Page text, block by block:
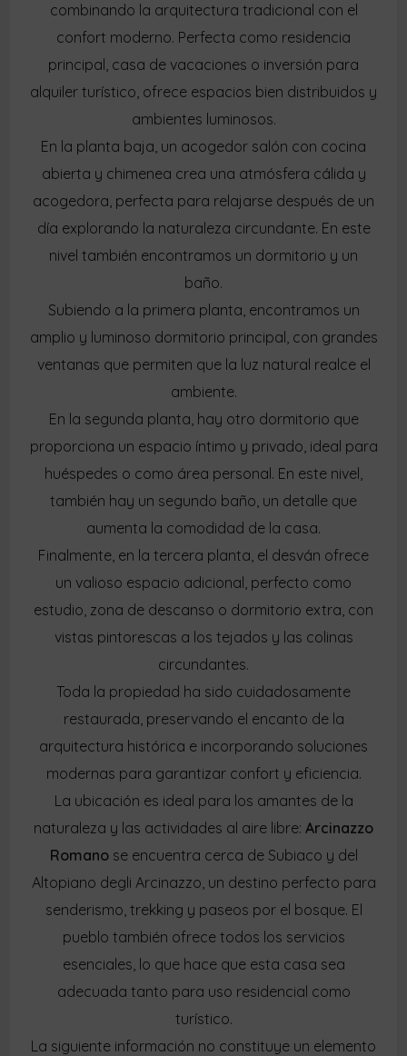
combinando la arquitectura tradicional con el
confort moderno. Perfecta como residencia
principal, casa de vacaciones o inversión para
alquiler turístico, ofrece espacios bien distribuidos y
ambientes luminosos.
En la planta baja, un acogedor salón con cocina
abierta y chimenea crea una atmósfera cálida y
acogedora, perfecta para relajarse después de un
día explorando la naturaleza circundante. En este
nivel también encontramos un dormitorio y un
baño.
Subiendo a la primera planta, encontramos un
amplio y luminoso dormitorio principal, con grandes
ventanas que permiten que la luz natural realce el
ambiente.
En la segunda planta, hay otro dormitorio que
proporciona un espacio íntimo y privado, ideal para
huéspedes o como área personal. En este nivel,
también hay un segundo baño, un detalle que
aumenta la comodidad de la casa.
Finalmente, en la tercera planta, el desván ofrece
un valioso espacio adicional, perfecto como
estudio, zona de descanso o dormitorio extra, con
vistas pintorescas a los tejados y las colinas
circundantes.
Toda la propiedad ha sido cuidadosamente
restaurada, preservando el encanto de la
arquitectura histórica e incorporando soluciones
modernas para garantizar confort y eficiencia.
La ubicación es ideal para los amantes de la
naturaleza y las actividades al aire libre: Arcinazzo
Romanose encuentra cerca de Subiaco y del
Altopiano degli Arcinazzo, un destino perfecto para
senderismo, trekking y paseos por el bosque. El
pueblo también ofrece todos los servicios
esenciales, lo que hace que esta casa sea
adecuada tanto para uso residencial como
turístico.
La siguiente información no constituye un elemento